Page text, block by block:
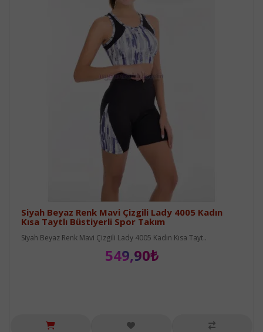
Siyah Beyaz Renk Mavi Çizgili Lady 4005 Kadın
Kısa Taytlı Büstiyerli Spor Takım
Siyah Beyaz Renk Mavi Çizgili Lady 4005 Kadın Kısa Tayt..
549,90₺